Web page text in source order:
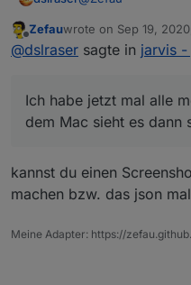
Ich habe jetzt mal
dem Mac sieht es
Offline
Zefauwrote on Sep 19,
last edited by
@dslraser sagte in jarvis -
Ich habe jetzt mal alle
dem Mac sieht es dann
kannst du einen
machen bzw. das json
Meine Adapter: https://